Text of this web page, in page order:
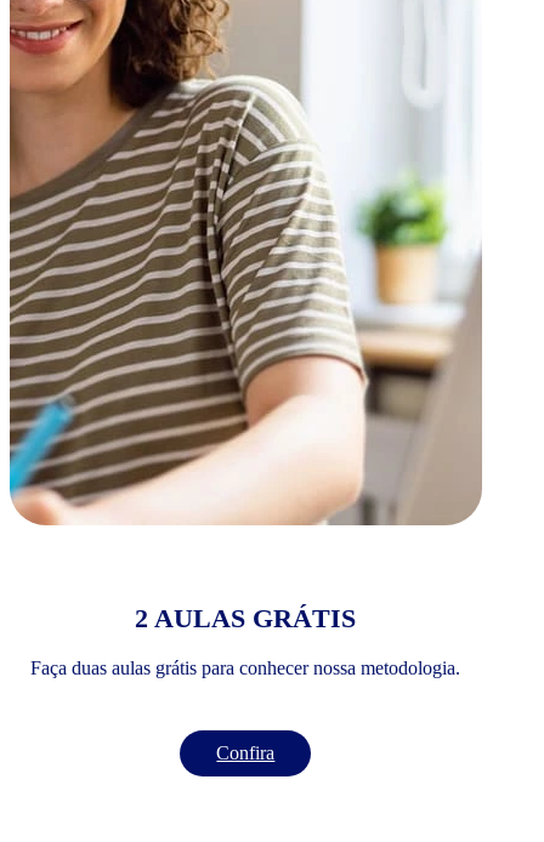
2 AULAS GRÁTIS
Faça duas aulas grátis para conhecer nossa metodologia.
Confira